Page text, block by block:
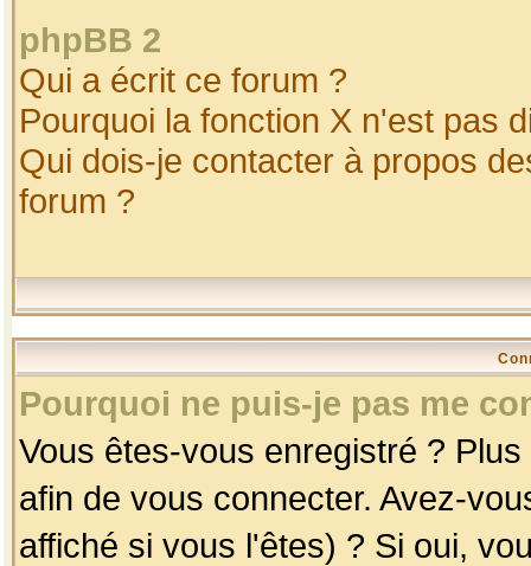
phpBB 2
Qui a écrit ce forum ?
Pourquoi la fonction X n'est pas
Qui dois-je contacter à propos
forum ?
Pourquoi ne puis-je pas me
Vous êtes-vous enregistré ?
afin de vous connecter. Avez-
affiché si vous l'êtes) ? Si oui,